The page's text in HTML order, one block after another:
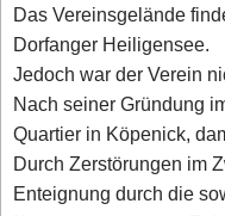
Das Vereinsgelände
Dorfanger Heiligensee.
Jedoch war der Verein
Nach seiner Gründung
Quartier in Köpenick,
Durch Zerstörungen im
Enteignung durch die